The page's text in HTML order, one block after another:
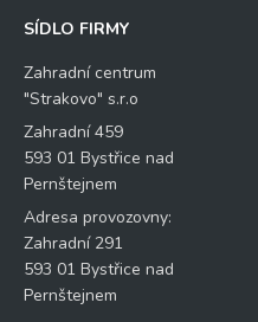
SÍDLO FIRMY
Zahradní centrum
"Strakovo" s.r.o
Zahradní 459
593 01 Bystřice nad
Pernštejnem
Adresa provozovny:
Zahradní 291
593 01 Bystřice nad
Pernštejnem